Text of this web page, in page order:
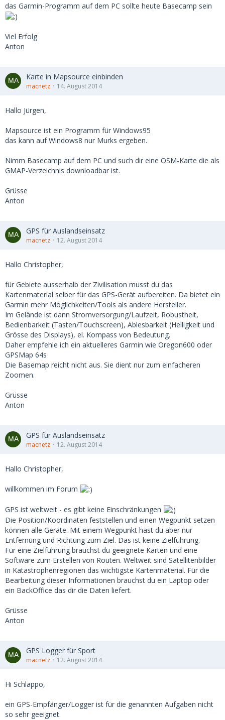
das Garmin-Programm auf dem PC sollte heute Basecamp sein
Viel Erfolg
Anton
Karte in Mapsource einbinden
macnetz 14. August 2014
Hallo Jürgen,
Mapsource ist ein Programm für Windows95
das kann auf Windows8 nur Murks ergeben.
Nimm Basecamp auf dem PC und such dir eine OSM-Karte die als
GMAP-Verzeichnis downloadbar ist.
Grüsse
Anton
GPS für Auslandseinsatz
macnetz 12. August 2014
Hallo Christopher,
für Gebiete ausserhalb der Zivilisation musst du das
Kartenmaterial selber für das GPS-Gerät aufbereiten. Da bietet ein
Garmin mehr Möglichkeiten/Tools als andere Hersteller.
Im Gelände ist dann Stromversorgung/Laufzeit, Robustheit,
Bedienbarkeit (Tasten/Touchscreen), Ablesbarkeit (Helligkeit und
Grösse des Displays), el. Kompass von Bedeutung.
Daher empfehle ich ein aktuelleres Garmin wie Oregon600 oder
GPSMap 64s
Die Basemap reicht nicht aus. Sie dient nur zum einfacheren
Zoomen.
Grüsse
Anton
GPS für Auslandseinsatz
macnetz 12. August 2014
Hallo Christopher,
willkommen im Forum
GPS ist weltweit - es gibt keine Einschränkungen
Die Position/Koordinaten feststellen und einen Wegpunkt setzen
können alle Geräte. Mit einem Wegpunkt hast du aber nur
Entfernung und Richtung zum Ziel. Das ist keine Zielführung.
Für eine Zielführung brauchst du geeignete Karten und eine
Software zum Erstellen von Routen. Weltweit sind Satellitenbilder
in Katastrophenregionen das wichtigste Kartenmaterial. Für die
Bearbeitung dieser Informationen brauchst du ein Laptop oder
ein BackOffice das dir die Daten liefert.
Grüsse
Anton
GPS Logger für Sport
macnetz 12. August 2014
Hi Schlappo,
ein GPS-Empfänger/Logger ist für die genannten Aufgaben nicht
so sehr geeignet.